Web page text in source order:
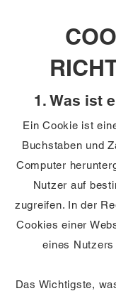
1. Was ist
Ein Cookie ist
Buchstaben und
Computer
Nutzer auf
zugreifen. In der
Cookies einer
eines
Das Wichtigste,